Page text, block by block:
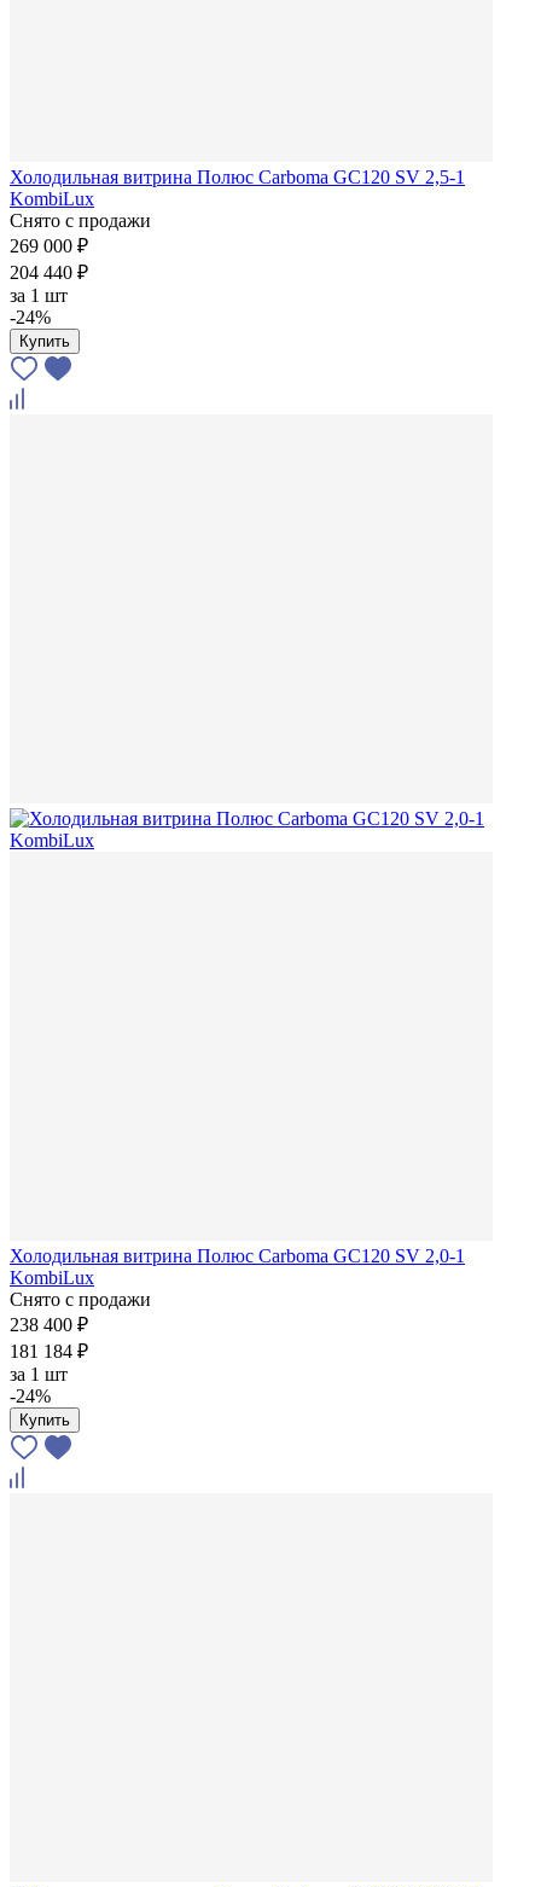
Холодильная витрина Полюс Carboma GC120 SV 2,5-1
KombiLux
Снято с продажи
269 000 ₽
204 440 ₽
за 1 шт
-24%
Купить
Холодильная витрина Полюс Carboma GC120 SV 2,0-1
KombiLux
Снято с продажи
238 400 ₽
181 184 ₽
за 1 шт
-24%
Купить